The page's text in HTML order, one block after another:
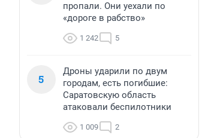
пропали. Они уехали по
«дороге в рабство»
1 242 5
5
Дроны ударили по двум
городам, есть погибшие:
Саратовскую область
атаковали беспилотники
1 009 2